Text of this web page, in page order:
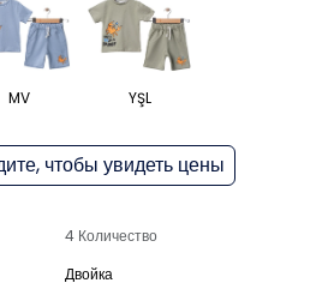
MV YŞL
чтобы увидеть цены
4 Количество
Двойка